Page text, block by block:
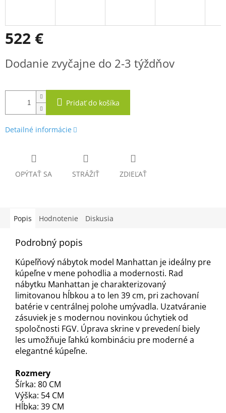
522 €
cena:
Dodanie zvyčajne do 2-3 týždňov
Pridať do košíka
Detailné informácie
OPÝTAŤ SA STRÁŽIŤ ZDIEĽAŤ
Popis Hodnotenie Diskusia
Podrobný popis
Kúpeľňový nábytok model Manhattan je ideálny pre
kúpeľne v mene pohodlia a modernosti. Rad
nábytku Manhattan je charakterizovaný
limitovanou hĺbkou a to len 39 cm, pri zachovaní
batérie v centrálnej polohe umývadla. Uzatváranie
zásuviek je s modernou novinkou úchytiek od
spoločnosti FGV. Úprava skrine v prevedení biely
les umožňuje ľahkú kombináciu pre moderné a
elegantné kúpeľne.
Rozmery
Šírka: 80 CM
Výška: 54 CM
Hĺbka: 39 CM